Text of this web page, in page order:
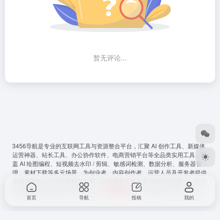
暂无评论...
3456导航是专业的互联网工具与资源整合平台，汇聚 AI 创作工具、新媒体
运营神器、站长工具、办公协作软件、电商营销平台等全品类实用工具，覆
盖 AI 绘图编程、短视频去水印 / 剪辑、敏感词检测、数据分析、服务器管
理、素材下载等多元场景，为创业者、内容创作者、运营人员及开发者提供
高效便捷的一站式工具解决方案，助力提升工作效率与创作变现能力，是互
联网从必备的宝藏工具导航平台。
：鲁ICP备2024128794号-4
首页 导航 投稿 我的